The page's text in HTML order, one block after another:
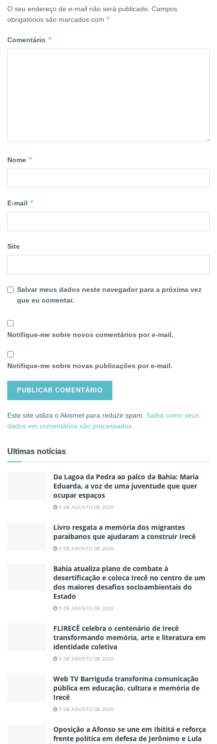
O seu endereço de e-mail não será publicado. Campos
obrigatórios são marcados com *
Comentário *
Nome *
E-mail *
Site
Salvar meus dados neste navegador para a próxima vez
que eu comentar.
Notifique-me sobre novos comentários por e-mail.
Notifique-me sobre novas publicações por e-mail.
Este site utiliza o Akismet para reduzir spam. Saiba como seus
dados em comentários são processados
Ultimas notícias
Da Lagoa da Pedra ao palco da Bahia: Maria
Eduarda, a voz de uma juventude que quer
ocupar espaços
6 DE AGOSTO DE 2026
Livro resgata a memória dos migrantes
paraibanos que ajudaram a construir Irecê
6 DE AGOSTO DE 2026
Bahia atualiza plano de combate à
desertificação e coloca Irecê no centro de um
dos maiores desafios socioambientais do
Estado
5 DE AGOSTO DE 2026
FLIRECÊ celebra o centenário de Irecê
transformando memória, arte e literatura em
identidade coletiva
5 DE AGOSTO DE 2026
Web TV Barriguda transforma comunicação
pública em educação, cultura e memória de
Irecê
5 DE AGOSTO DE 2026
Oposição a Afonso se une em Ibititá e reforça
frente política em defesa de Jerônimo e Lula